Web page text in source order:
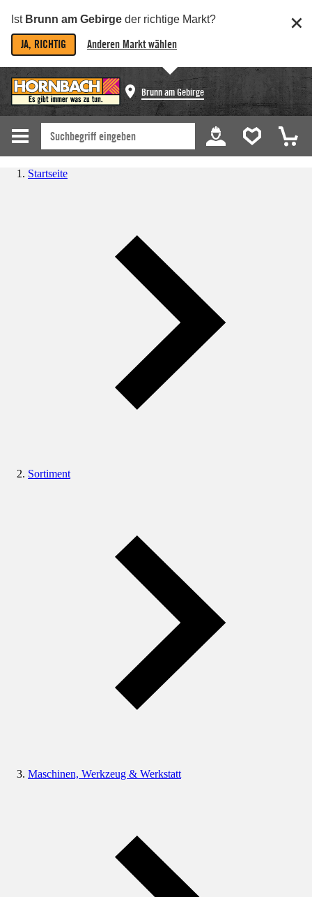
Ist Brunn am Gebirge der richtige Markt?
JA, RICHTIG Anderen Markt wählen
Brunn am Gebirge
Startseite
Sortiment
Maschinen, Werkzeug & Werkstatt